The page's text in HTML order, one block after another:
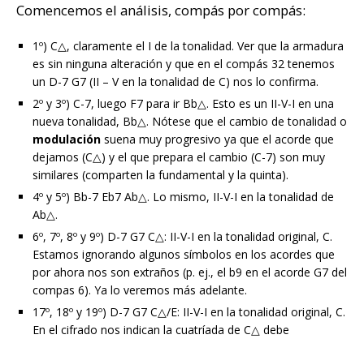
Comencemos el análisis, compás por compás:
1º) C△, claramente el I de la tonalidad. Ver que la armadura
es sin ninguna alteración y que en el compás 32 tenemos
un D-7 G7 (II – V en la tonalidad de C) nos lo confirma.
2º y 3º) C-7, luego F7 para ir Bb△. Esto es un II-V-I en una
nueva tonalidad, Bb△. Nótese que el cambio de tonalidad o
modulación suena muy progresivo ya que el acorde que
dejamos (C△) y el que prepara el cambio (C-7) son muy
similares (comparten la fundamental y la quinta).
4º y 5º) Bb-7 Eb7 Ab△. Lo mismo, II-V-I en la tonalidad de
Ab△.
6º, 7º, 8º y 9º) D-7 G7 C△: II-V-I en la tonalidad original, C.
Estamos ignorando algunos símbolos en los acordes que
por ahora nos son extraños (p. ej., el b9 en el acorde G7 del
compas 6). Ya lo veremos más adelante.
17º, 18º y 19º) D-7 G7 C△/E: II-V-I en la tonalidad original, C.
En el cifrado nos indican la cuatríada de C△ debe